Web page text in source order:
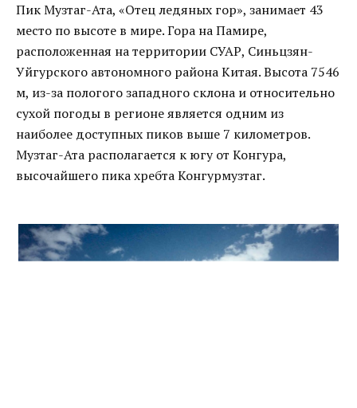
Пик Музтаг-Ата, «Отец ледяных гор», занимает 43
место по высоте в мире. Гора на Памире,
расположенная на территории СУАР, Синьцзян-
Уйгурского автономного района Китая. Высота 7546
м, из-за пологого западного склона и относительно
сухой погоды в регионе является одним из
наиболее доступных пиков выше 7 километров.
Музтаг-Ата располагается к югу от Конгура,
высочайшего пика хребта Конгурмузтаг.